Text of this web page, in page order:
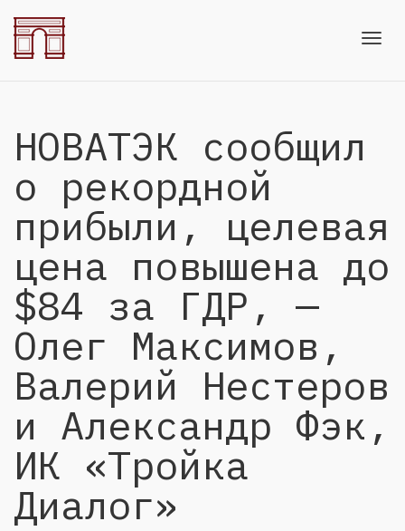
НОВАТЭК сообщил
о рекордной
прибыли, целевая
цена повышена до
$84 за ГДР, —
Олег Максимов,
Валерий Нестеров
и Александр Фэк,
ИК «Тройка
Диалог»